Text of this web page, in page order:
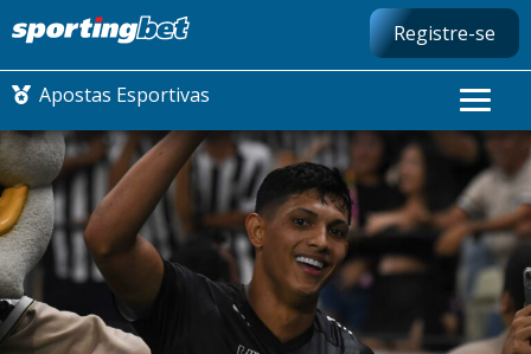
Registre-se
Apostas Esportivas
CONMEBOL LIBERTADORES
FUTEBOL NACIONAL
FUTEBOL INTERNACIONAL